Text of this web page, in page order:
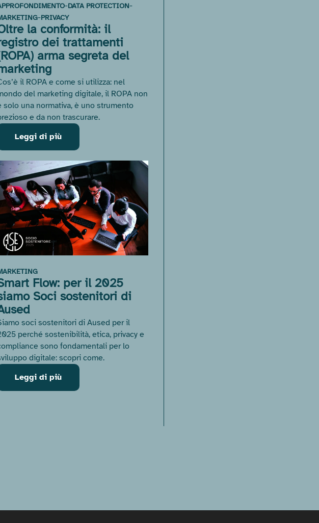
-DATA PROTECTION-
-PRIVACY
la conformità: il
dei trattamenti
arma segreta del
il ROPA e come si utilizza: nel
del marketing digitale, il ROPA non
solo una normativa, è uno strumento
e da non trascurare.
Leggi di più
Flow: per il 2025
Soci sostenitori di
soci sostenitori di Aused per il
perché sostenibilità, etica, privacy e
sono fondamentali per lo
digitale: scopri come.
Leggi di più